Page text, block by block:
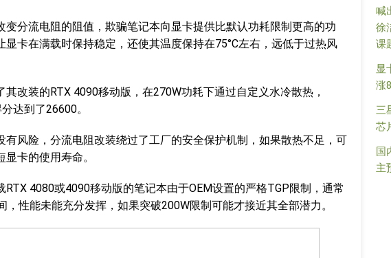
变分流电阻的阻值，欺骗笔记本向显卡提供比默认功耗限制更高的功
显卡在满载时保持稳定，还使其温度保持在75°C左右，远低于过热风
其改装的RTX 4090移动版，在270W功耗下通过自定义水冷散热，
达到了26600。
有风险，分流电阻改装绕过了工厂的安全保护机制，如果散热不足，可
卡的使用寿命。
RTX 4080或4090移动版的笔记本由于OEM设置的严格TGP限制，通常
，性能未能充分发挥，如果突破200W限制可能才接近其全部潜力。
喊
徐
课
显
涨
三
芯
国
主